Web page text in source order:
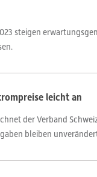
steigen
leicht an
der Verband
bleiben